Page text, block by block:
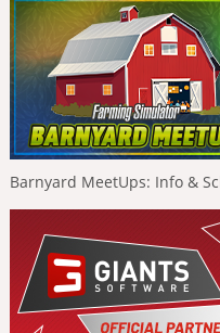
Barnyard MeetUps: Info &